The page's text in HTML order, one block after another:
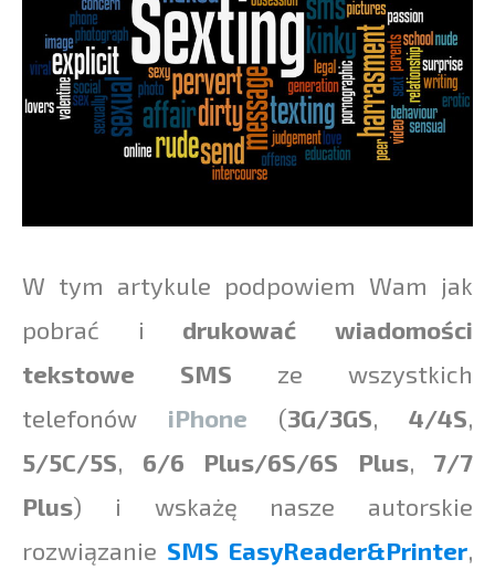
W tym artykule podpowiem Wam jak
pobrać i drukować wiadomości
tekstowe SMS ze wszystkich
telefonów iPhone (3G/3GS, 4/4S,
5/5C/5S, 6/6 Plus/6S/6S Plus, 7/7
Plus) i wskażę nasze autorskie
rozwiązanie SMS EasyReader&Printer,